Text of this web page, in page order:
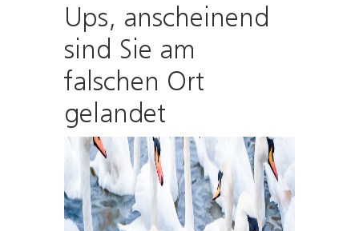
Ups, anscheinend
sind Sie am
falschen Ort
gelandet